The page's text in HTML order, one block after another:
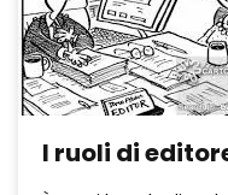
I ruoli di